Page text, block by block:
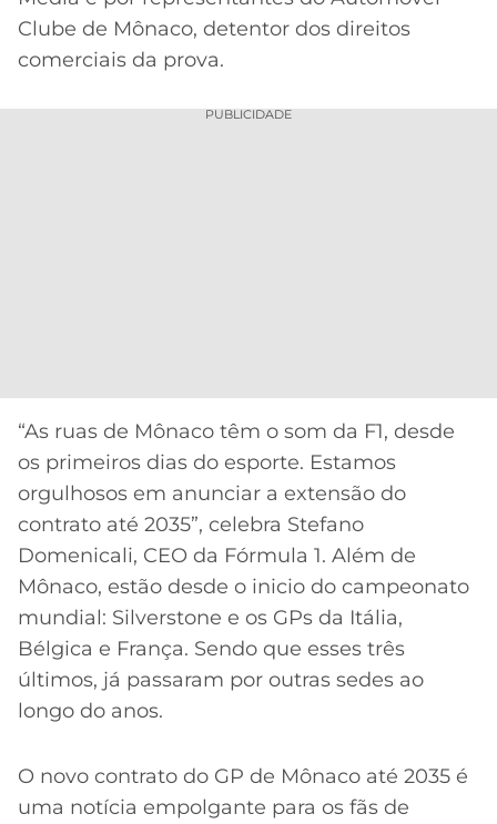
ONLINE
2026
GRÊMIO
ATLÉTICO
LALIGA
Clube de Mônaco, detentor dos direitos
comerciais da prova.
PUBLICIDADE
“As ruas de Mônaco têm o som da F1, desde
os primeiros dias do esporte. Estamos
orgulhosos em anunciar a extensão do
contrato até 2035”, celebra Stefano
Domenicali, CEO da Fórmula 1. Além de
Mônaco, estão desde o inicio do campeonato
mundial: Silverstone e os GPs da Itália,
Bélgica e França. Sendo que esses três
últimos, já passaram por outras sedes ao
longo do anos.
O novo contrato do GP de Mônaco até 2035 é
uma notícia empolgante para os fãs de